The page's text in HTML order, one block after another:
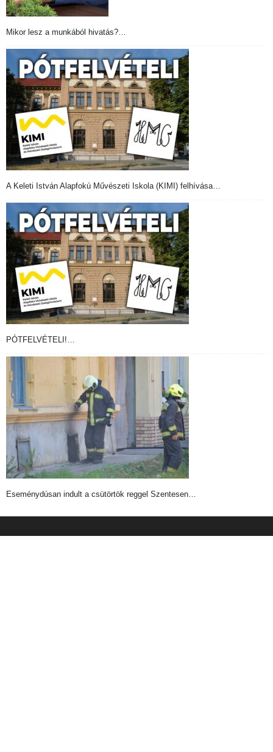
Mikor lesz a munkából hivatás?…
A Keleti István Alapfokú Művészeti Iskola (KIMI) felhívása…
PÓTFELVÉTELI!…
Eseménydúsan indult a csütörtök reggel Szentesen…